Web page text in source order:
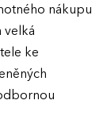
nákupu
ke